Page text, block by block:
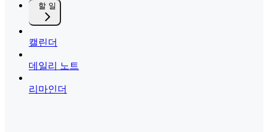
할 일
캘린더
데일리 노트
리마인더